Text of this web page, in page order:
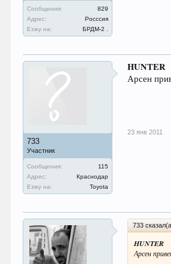
Сообщения:
829
Адрес:
Росссия
Езжу на:
БРДМ-2 .
733
Участник
Сообщения:
115
Адрес:
Краснодар
Езжу на:
Toyota
HUNTER
Арсен
23 янв 2011
733
HUNTER
Арсен